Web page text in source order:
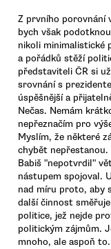
Z prvního porovnání
bych však
nikoli minimalistické
a pořádků stěží
představiteli ČR si
srovnání s
úspěšnější a
Nečas. Nemám
nepřeznačím pro
Myslím, že některé
chybět
Babiš "nepotvrdil"
nástupem spojoval.
nad míru proto, aby
další činnost
politice, jež nejde
politickým zájmům.
mnoho, ale aspoň to.